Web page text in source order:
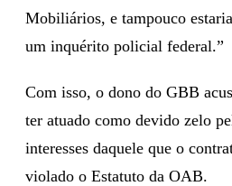
Mobiliários, e tampouco
um inquérito policial federal.”
Com isso, o dono do GBB
ter atuado como devido zelo
interesses daquele que o
violado o Estatuto da OAB.